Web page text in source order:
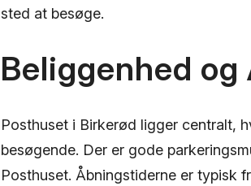
sted at besøge.
Beliggenhed
Posthuset i Birkerød ligger centralt,
besøgende. Der er gode
Posthuset. Åbningstiderne er typisk